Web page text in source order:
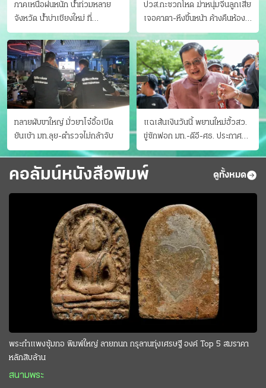
ภาคเหนือฝนหนัก น้ำท่วมหลาย
จังหวัด นํ้าบ่าเชียงใหม่ ที่
แม่ฮ่องสอน ซัดสะพานขาด
ปวส.กะซวกโหด ฆ่าหนุ่มจีนลูกเสี่ย
เจอคาตา-หึงขึ้นหน้า ค้างคืนห้อง
แฟนสาว
ทลายผับขาใหญ่ มั่วยาโจ๋อื้อเปิด
ยันเช้า มท.ลุย-ตำรวจไม่กล้าจับ
แฉเส้นเงินวันนี้ พยานใหม่ฮั้วสว.
ขู่ซักฟอก มท.-ดีอี-ศธ. ประกาศ
บัญชีท้องถิ่น
คอลัมน์หนังสือพิมพ์ ดูทั้งหมด
พระกำแพงซุ้มกอ พิมพ์ใหญ่ ลายกนก กรุลานทุ่งเศรษฐี องค์ Top 5 สมราคา
หลักสิบล้าน
สนามพระ